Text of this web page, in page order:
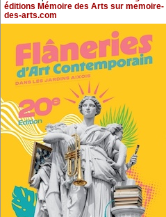
éditions Mémoire des Arts sur memoire-
des-arts.com